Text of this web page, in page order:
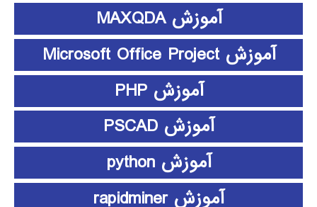
آموزش MAXQDA
آموزش Microsoft Office Project
آموزش PHP
آموزش PSCAD
آموزش python
آموزش rapidminer